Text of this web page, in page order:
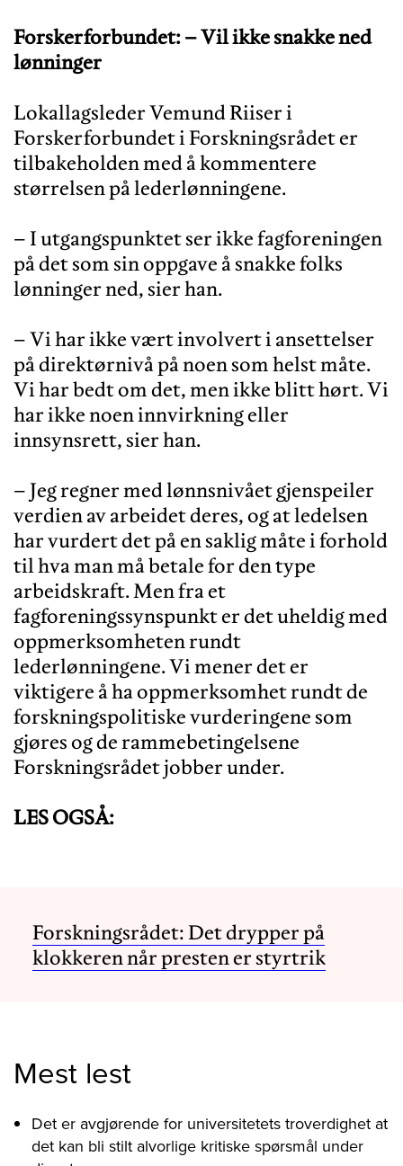
Forskerforbundet: – Vil ikke snakke ned
lønninger
Lokallagsleder Vemund Riiser i
Forskerforbundet i Forskningsrådet er
tilbakeholden med å kommentere
størrelsen på lederlønningene.
– I utgangspunktet ser ikke fagforeningen
på det som sin oppgave å snakke folks
lønninger ned, sier han.
– Vi har ikke vært involvert i ansettelser
på direktørnivå på noen som helst måte.
Vi har bedt om det, men ikke blitt hørt. Vi
har ikke noen innvirkning eller
innsynsrett, sier han.
– Jeg regner med lønnsnivået gjenspeiler
verdien av arbeidet deres, og at ledelsen
har vurdert det på en saklig måte i forhold
til hva man må betale for den type
arbeidskraft. Men fra et
fagforeningssynspunkt er det uheldig med
oppmerksomheten rundt
lederlønningene. Vi mener det er
viktigere å ha oppmerksomhet rundt de
forskningspolitiske vurderingene som
gjøres og de rammebetingelsene
Forskningsrådet jobber under.
LES OGSÅ:
Forskningsrådet: Det drypper på
klokkeren når presten er styrtrik
Mest lest
Det er avgjørende for universitetets troverdighet at
det kan bli stilt alvorlige kritiske spørsmål under